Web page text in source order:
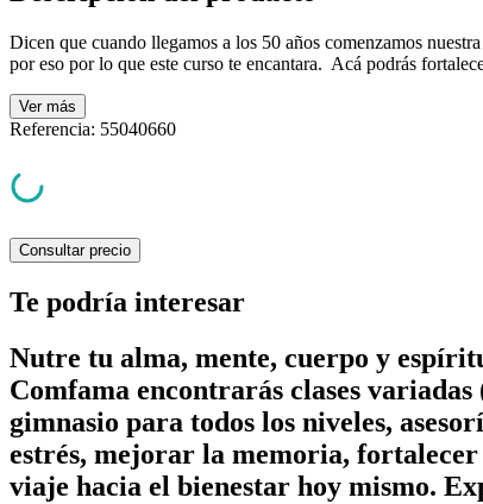
Dicen que cuando llegamos a los 50 años comenzamos
por eso por lo que este curso te encantara. Acá podrás
Ver más
Referencia: 55040660
Consultar precio
Te podría interesar
Nutre tu alma, mente, cuerpo y
Comfama encontrarás clases
gimnasio para todos los niveles,
estrés, mejorar la memoria,
viaje hacia el bienestar hoy mismo.